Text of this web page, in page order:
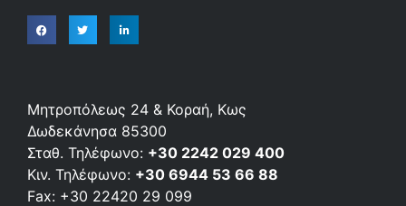
Μητροπόλεως 24 & Κοραή, Κως
Δωδεκάνησα 85300
Σταθ. Τηλέφωνο: +30 2242 029 400
Κιν. Τηλέφωνο: +30 6944 53 66 88
Fax: +30 22420 29 099